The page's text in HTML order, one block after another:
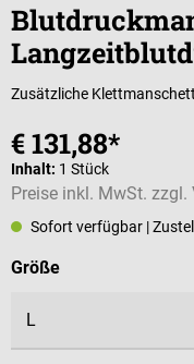
Zusätzliche
€ 131,88*
Inhalt: 1 Stück
Preise inkl. MwSt. zzgl.
Sofort verfügbar |
Größeauswählen